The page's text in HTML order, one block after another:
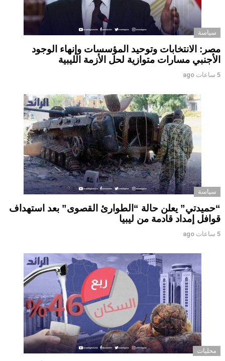
سياسة
مصر: الانتخابات وتوحيد المؤسسات وإنهاء الوجود
الأجنبي مسارات متوازية لحل الأزمة الليبية
5 ساعات ago
سياسة
“حميدتي” يعلن حالة “الطوارئ القصوى” بعد استهداف
قوافل إمداد قادمة من ليبيا
5 ساعات ago
محليات